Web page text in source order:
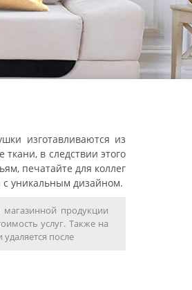
изготавливаются из
в следствии этого
печатайте для коллег
с уникальным дизайном.
продукции
услуг. Также на
после